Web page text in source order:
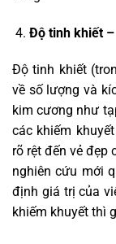
Độ tinh khiết
Độ tinh khiết
về số lượng và
kim cương như
các khiếm
rõ rệt đến vẻ đẹp
nghiên cứu mới
định giá trị của
khiếm khuyết thì